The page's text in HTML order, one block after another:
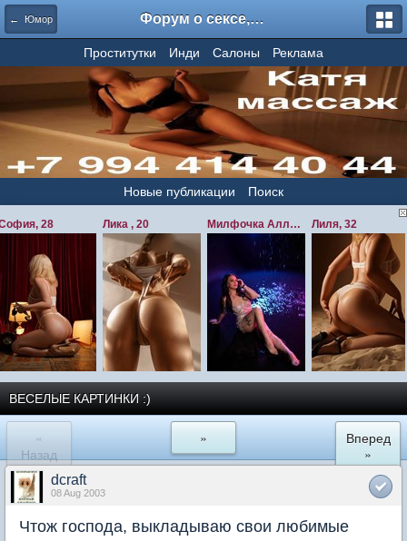
← Юмор Форум о сексе, секс форум, отзывы о проститутках - amurzone.com / amurfan / amurspb / amurforum
Проститутки Инди Салоны Реклама
Новые публикации Поиск
ВЕСЕЛЫЕ КАРТИНКИ :)
«
Назад
»
Вперед
»
dcraft
08 Aug 2003
Чтож господа, выкладываю свои любимые